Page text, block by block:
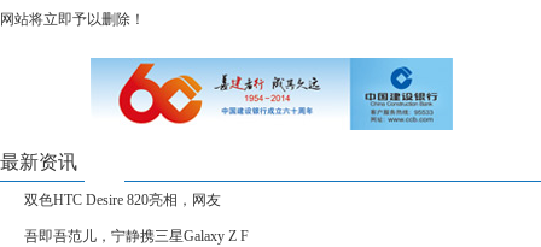
网站将立即予以删除！
最新资讯
双色HTC Desire 820亮相，网友
吾即吾范儿，宁静携三星Galaxy Z F